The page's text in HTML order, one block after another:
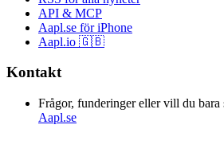
API & MCP
Aapl.se för iPhone
Aapl.io 🇬🇧
Kontakt
Frågor, funderinger eller vill du bara
Aapl.se